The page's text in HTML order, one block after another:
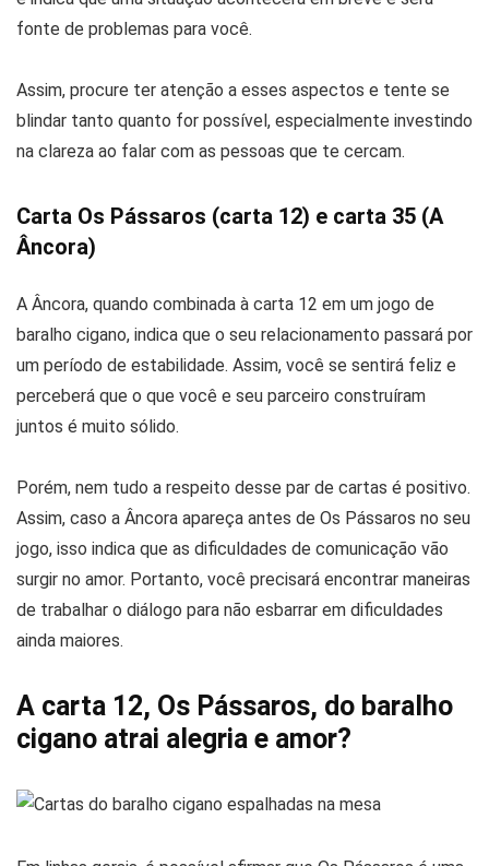
fonte de problemas para você.
Assim, procure ter atenção a esses aspectos e tente se
blindar tanto quanto for possível, especialmente investindo
na clareza ao falar com as pessoas que te cercam.
Carta Os Pássaros (carta 12) e carta 35 (A
Âncora)
A Âncora, quando combinada à carta 12 em um jogo de
baralho cigano, indica que o seu relacionamento passará por
um período de estabilidade. Assim, você se sentirá feliz e
perceberá que o que você e seu parceiro construíram
juntos é muito sólido.
Porém, nem tudo a respeito desse par de cartas é positivo.
Assim, caso a Âncora apareça antes de Os Pássaros no seu
jogo, isso indica que as dificuldades de comunicação vão
surgir no amor. Portanto, você precisará encontrar maneiras
de trabalhar o diálogo para não esbarrar em dificuldades
ainda maiores.
A carta 12, Os Pássaros, do baralho
cigano atrai alegria e amor?